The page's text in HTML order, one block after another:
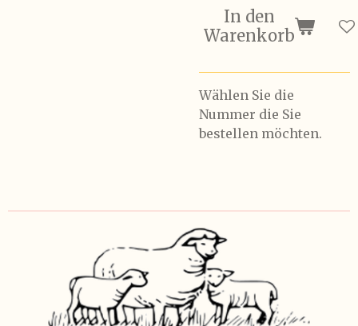
In den
Warenkorb
Wählen Sie die
Nummer die Sie
bestellen möchten.